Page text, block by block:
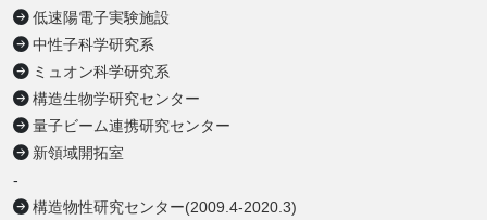
低速陽電子実験施設
中性子科学研究系
ミュオン科学研究系
構造生物学研究センター
量子ビーム連携研究センター
新領域開拓室
-
構造物性研究センター(2009.4-2020.3)